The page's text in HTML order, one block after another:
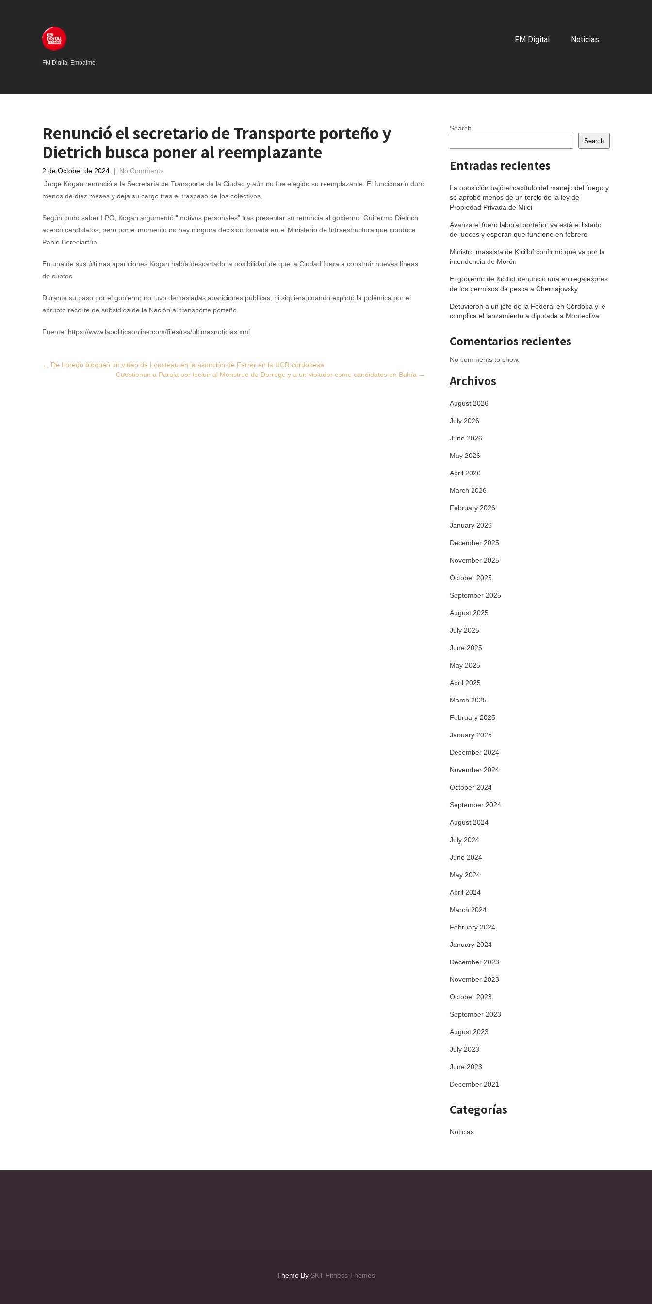
FM Digital Empalme
FM Digital Noticias
Renunció el secretario de Transporte porteño y
Dietrich busca poner al reemplazante
2 de October de 2024 | No Comments
Jorge Kogan renunció a la Secretaría de Transporte de la Ciudad y aún no fue elegido su reemplazante. El funcionario duró
menos de diez meses y deja su cargo tras el traspaso de los colectivos.
Según pudo saber LPO, Kogan argumentó “motivos personales” tras presentar su renuncia al gobierno. Guillermo Dietrich
acercó candidatos, pero por el momento no hay ninguna decisión tomada en el Ministerio de Infraestructura que conduce
Pablo Bereciartúa.
En una de sus últimas apariciones Kogan había descartado la posibilidad de que la Ciudad fuera a construir nuevas líneas
de subtes.
Durante su paso por el gobierno no tuvo demasiadas apariciones públicas, ni siquiera cuando explotó la polémica por el
abrupto recorte de subsidios de la Nación al transporte porteño.
Fuente: https://www.lapoliticaonline.com/files/rss/ultimasnoticias.xml
Post
← De Loredo bloqueó un video de Lousteau en la asunción de Ferrer en la UCR cordobesa
Cuestionan a Pareja por incluir al Monstruo de Dorrego y a un violador como candidatos en Bahía →
Search
Search
Entradas recientes
La oposición bajó el capítulo del manejo del fuego y
se aprobó menos de un tercio de la ley de
Propiedad Privada de Milei
Avanza el fuero laboral porteño: ya está el listado
de jueces y esperan que funcione en febrero
Ministro massista de Kicillof confirmó que va por la
intendencia de Morón
El gobierno de Kicillof denunció una entrega exprés
de los permisos de pesca a Chernajovsky
Detuvieron a un jefe de la Federal en Córdoba y le
complica el lanzamiento a diputada a Monteoliva
Comentarios recientes
No comments to show.
Archivos
August 2026
July 2026
June 2026
May 2026
April 2026
March 2026
February 2026
January 2026
December 2025
November 2025
October 2025
September 2025
August 2025
July 2025
June 2025
May 2025
April 2025
March 2025
February 2025
January 2025
December 2024
November 2024
October 2024
September 2024
August 2024
July 2024
June 2024
May 2024
April 2024
March 2024
February 2024
January 2024
December 2023
November 2023
October 2023
September 2023
August 2023
July 2023
June 2023
December 2021
Categorías
Noticias
Theme By SKT Fitness Themes